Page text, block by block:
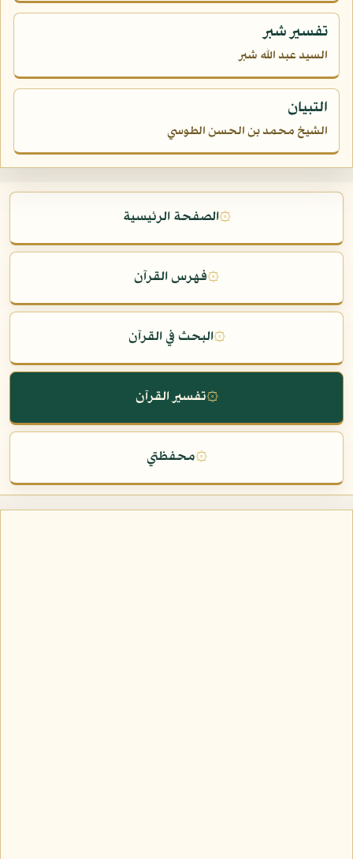
تفسير شبر
السيد عبد الله شبر
التبيان
الشيخ محمد بن الحسن الطوسي
۞الصفحة الرئيسية
۞فهرس القرآن
۞البحث في القرآن
۞تفسير القرآن
۞محفظتي